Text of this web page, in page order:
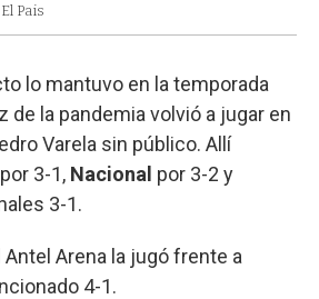
Pais
lo mantuvo en la temporada
de la pandemia volvió a jugar en
Varela sin público. Allí
por 3-1, Nacional por 3-2 y
3-1.
Arena la jugó frente a
4-1.